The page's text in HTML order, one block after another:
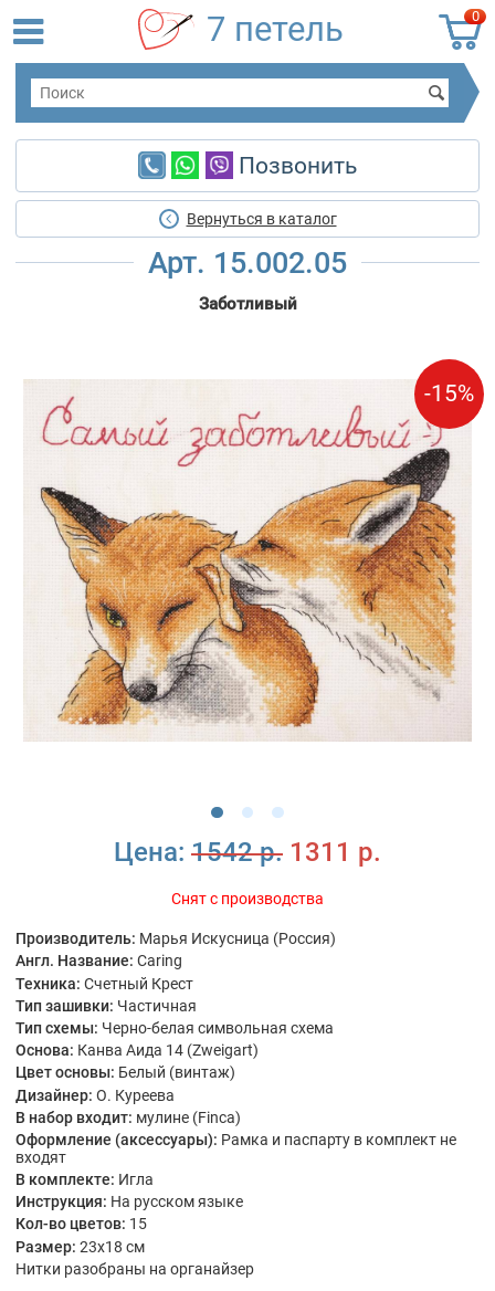
0
7 петель
Позвонить
Вернуться в каталог
Арт. 15.002.05
Заботливый
-15%
Цена: 1542 р. 1311 р.
Снят с производства
Производитель: Марья Искусница (Россия)
Англ. Название: Caring
Техника: Счетный Крест
Тип зашивки: Частичная
Тип схемы: Черно-белая символьная схема
Основа: Канва Аида 14 (Zweigart)
Цвет основы: Белый (винтаж)
Дизайнер: О. Куреева
В набор входит: мулине (Finca)
Оформление (аксессуары): Рамка и паспарту в комплект не
входят
В комплекте: Игла
Инструкция: На русском языке
Кол-во цветов: 15
Размер: 23x18 см
Нитки разобраны на органайзер